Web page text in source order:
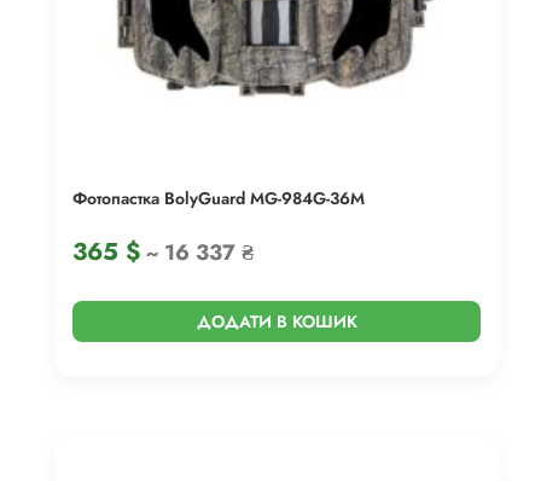
Фотопастка BolyGuard MG-984G-36M
365 $~ 16 337 ₴
ДОДАТИ В КОШИК